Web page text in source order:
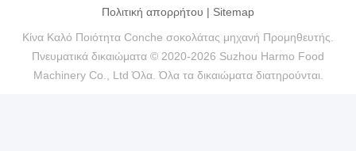
Πολιτική απορρήτου | Sitemap
Κίνα Καλό Ποιότητα Conche σοκολάτας μηχανή Προμηθευτής.
Πνευματικά δικαιώματα © 2020-2026 Suzhou Harmo Food
Machinery Co., Ltd Όλα. Όλα τα δικαιώματα διατηρούνται.